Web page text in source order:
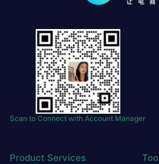
Scan to Connect with Account Manager
Product Services